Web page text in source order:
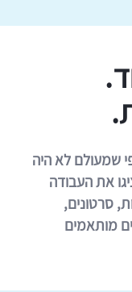
שמעולם לא היה
את העבודה
סרטונים,
מותאמים